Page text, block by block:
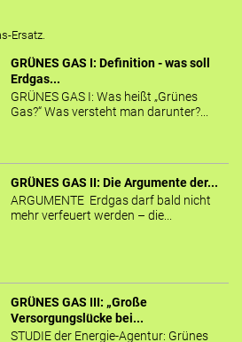
Ersatz.
GRÜNES GAS I: Definition - was soll
Erdgas...
GRÜNES GAS I: Was heißt „Grünes
Gas?“ Was versteht man darunter?...
GRÜNES GAS II: Die Argumente der...
ARGUMENTE Erdgas darf bald nicht
mehr verfeuert werden – die...
GRÜNES GAS III: „Große
Versorgungslücke bei...
STUDIE der Energie-Agentur: Grünes